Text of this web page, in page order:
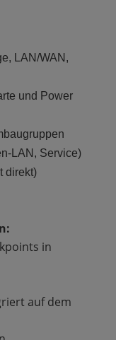
LAN/WAN,
und Power
LAN, Service)
direkt)
in
auf dem